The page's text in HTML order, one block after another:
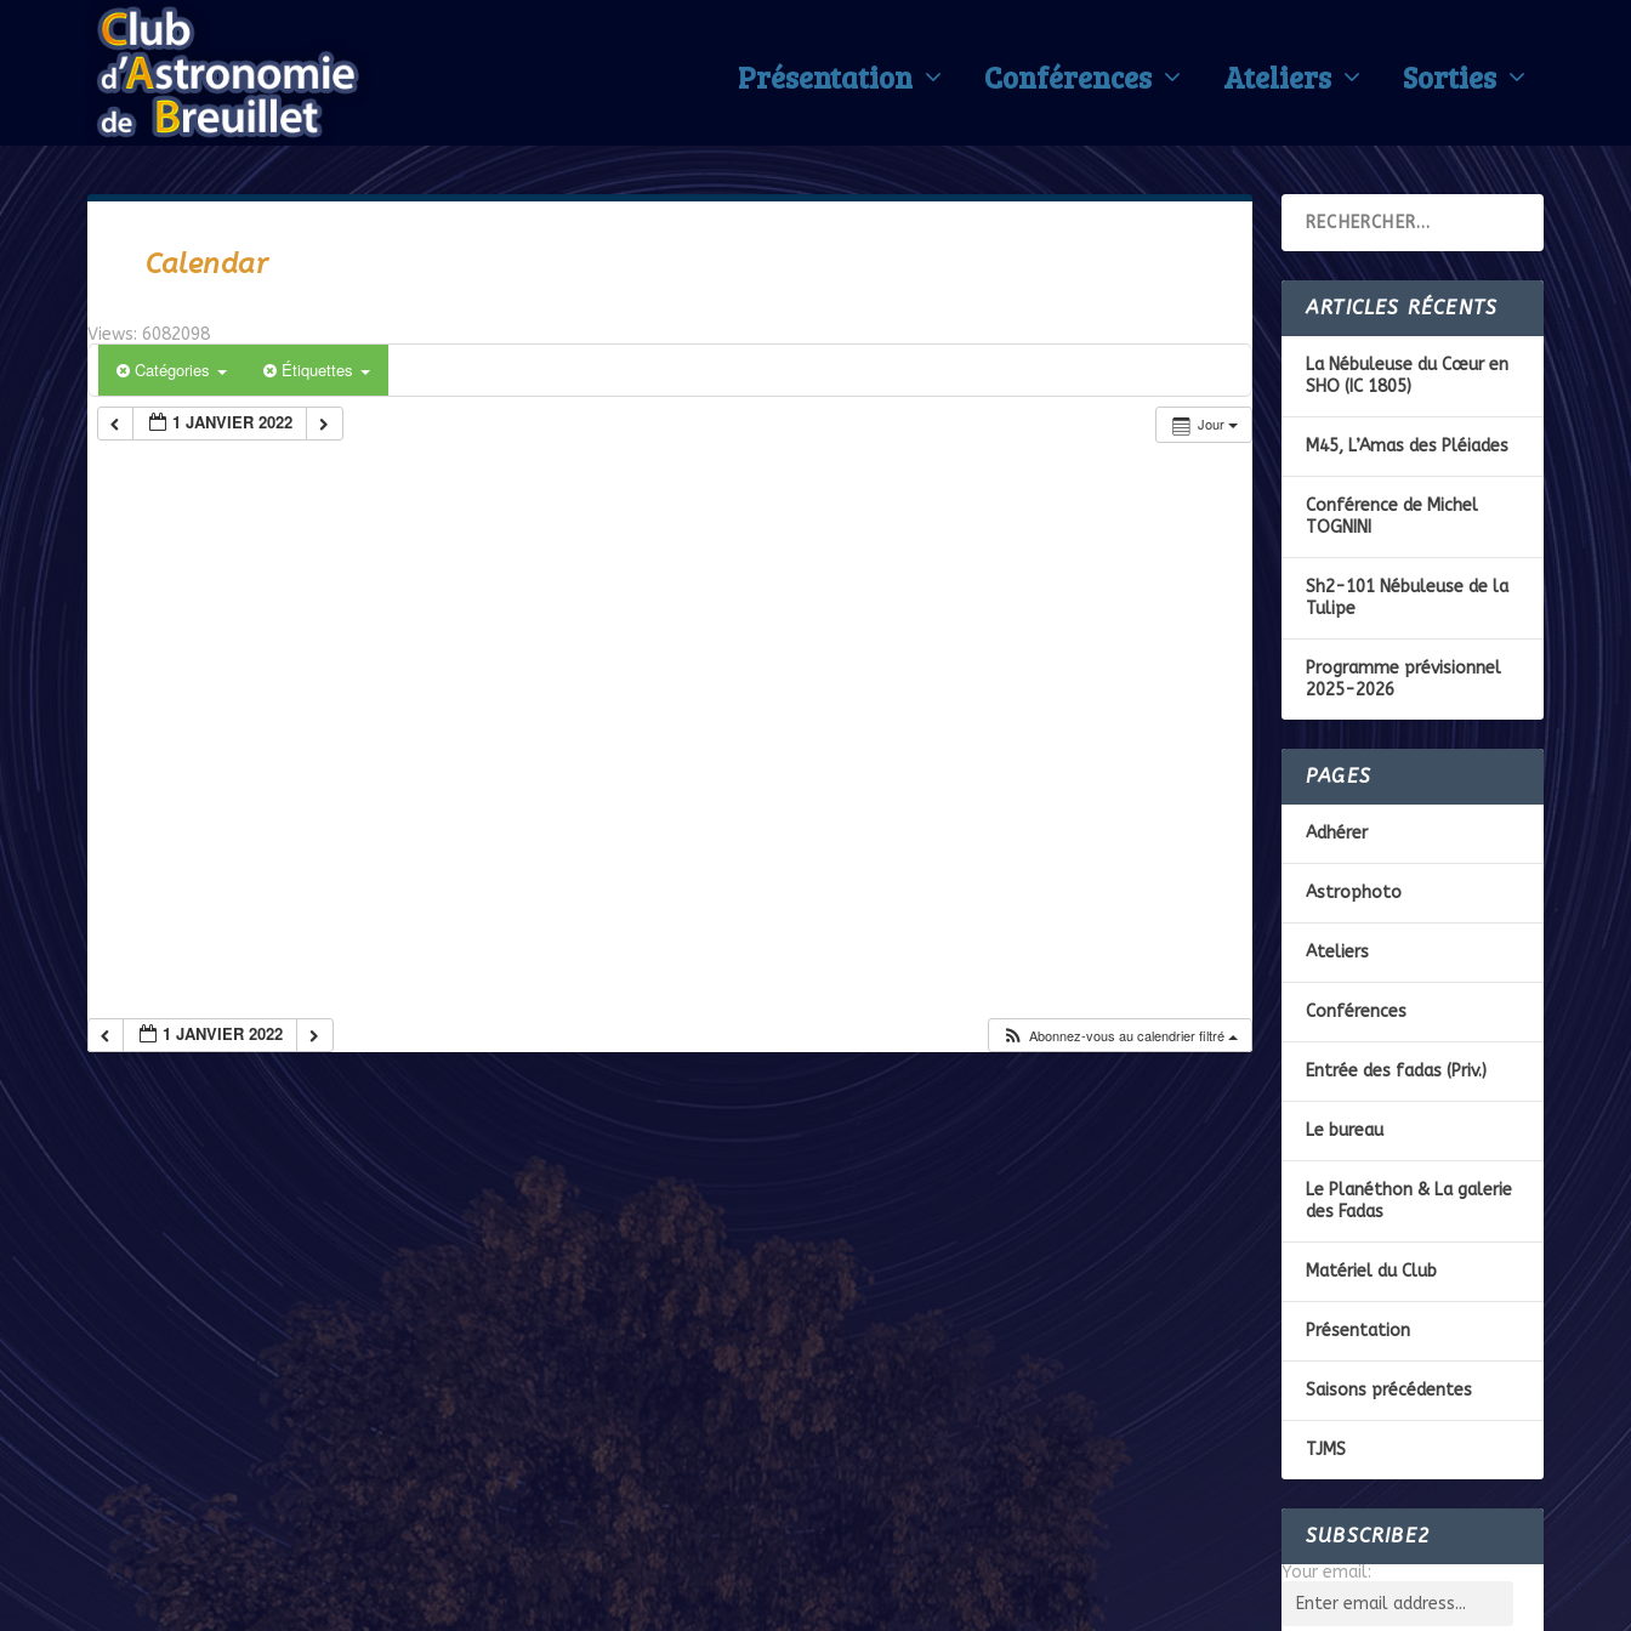
Présentation Conférences Ateliers Sorties
Calendar
Views: 6082098
Catégories Étiquettes
Jour
1 JANVIER 2022
1 JANVIER 2022 Abonnez-vous au calendrier filtré
ARTICLES RÉCENTS
La Nébuleuse du Cœur en
SHO (IC 1805)
M45, L’Amas des Pléiades
Conférence de Michel
TOGNINI
Sh2-101 Nébuleuse de la
Tulipe
Programme prévisionnel
2025-2026
PAGES
Adhérer
Astrophoto
Ateliers
Conférences
Entrée des fadas (Priv.)
Le bureau
Le Planéthon & La galerie
des Fadas
Matériel du Club
Présentation
Saisons précédentes
TJMS
SUBSCRIBE2
Your email: